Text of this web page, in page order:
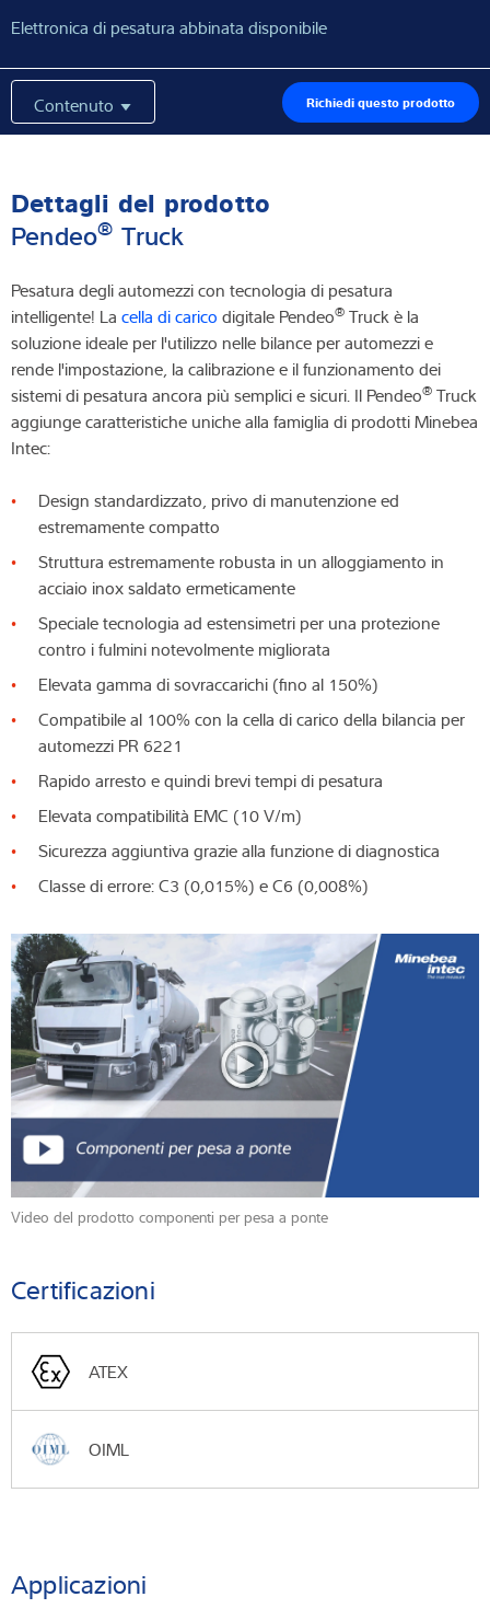
Elettronica di pesatura abbinata disponibile
Contenuto Richiedi questo prodotto
Dettagli del prodotto
Pendeo® Truck
Pesatura degli automezzi con tecnologia di pesatura
intelligente! La cella di carico digitale Pendeo® Truck è la
soluzione ideale per l'utilizzo nelle bilance per automezzi e
rende l'impostazione, la calibrazione e il funzionamento dei
sistemi di pesatura ancora più semplici e sicuri. Il Pendeo® Truck
aggiunge caratteristiche uniche alla famiglia di prodotti Minebea
Intec:
Design standardizzato, privo di manutenzione ed
estremamente compatto
Struttura estremamente robusta in un alloggiamento in
acciaio inox saldato ermeticamente
Speciale tecnologia ad estensimetri per una protezione
contro i fulmini notevolmente migliorata
Elevata gamma di sovraccarichi (fino al 150%)
Compatibile al 100% con la cella di carico della bilancia per
automezzi PR 6221
Rapido arresto e quindi brevi tempi di pesatura
Elevata compatibilità EMC (10 V/m)
Sicurezza aggiuntiva grazie alla funzione di diagnostica
Classe di errore: C3 (0,015%) e C6 (0,008%)
Video del prodotto componenti per pesa a ponte
Certificazioni
ATEX
OIML
Applicazioni